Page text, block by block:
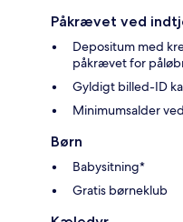
Påkrævet ved
Depositum med
påkrævet for
Gyldigt billed-ID
Minimumsalder
Børn
Babysitning*
Gratis børneklub